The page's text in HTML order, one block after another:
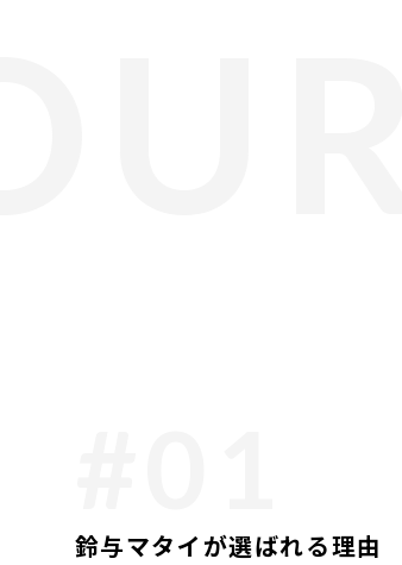
鈴与マタイが選ばれる理由